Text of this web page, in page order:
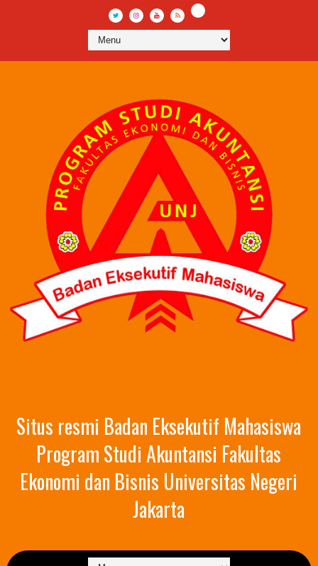
Situs resmi Badan Eksekutif Mahasiswa
Program Studi Akuntansi Fakultas
Ekonomi dan Bisnis Universitas Negeri
Jakarta